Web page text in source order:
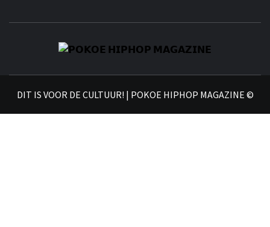
DIT IS VOOR DE CULTUUR! | POKOE HIPHOP MAGAZINE ©